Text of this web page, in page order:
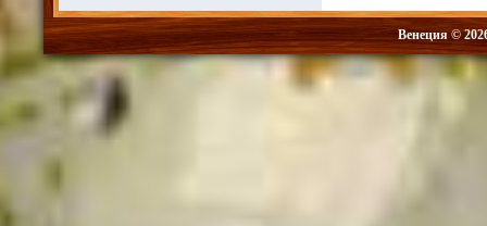
Венеция ©